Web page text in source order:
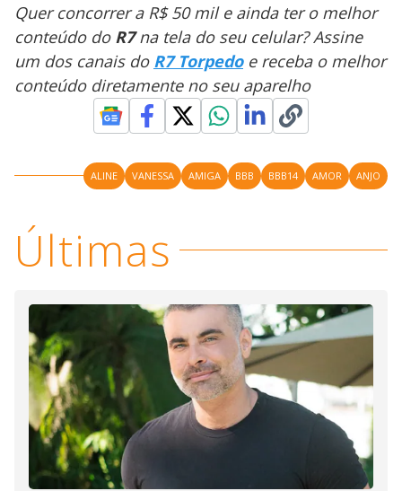
Quer concorrer a R$ 50 mil e ainda ter o melhor
conteúdo do R7na tela do seu celular? Assine
um dos canais do R7 Torpedoe receba o melhor
conteúdo diretamente no seu aparelho
ALINE VANESSA AMIGA BBB BBB14 AMOR ANJO
Últimas